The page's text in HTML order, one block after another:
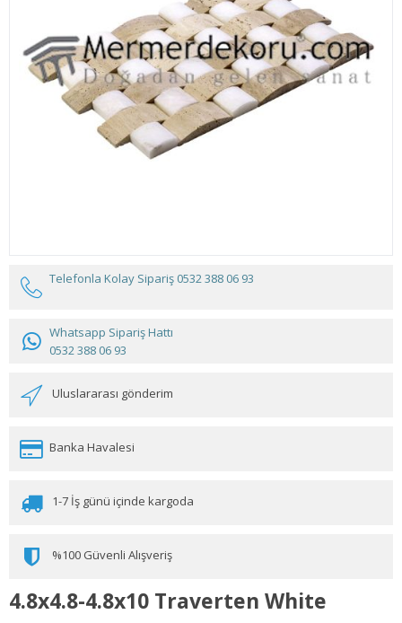
Telefonla Kolay Sipariş 0532 388 06 93
Whatsapp Sipariş Hattı
0532 388 06 93
Uluslararası gönderim
Banka Havalesi
1-7 İş günü içinde kargoda
%100 Güvenli Alışveriş
4.8x4.8-4.8x10 Traverten White